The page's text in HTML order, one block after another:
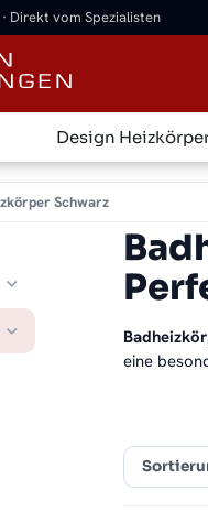
Direkt vom Spezialisten
Design
Schwarz
eine